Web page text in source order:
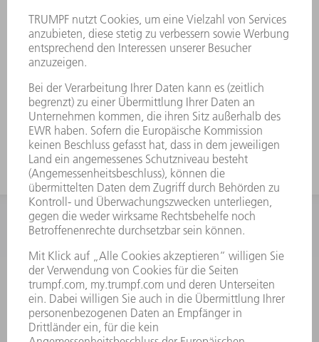
Einfaches Verschieben von schweren
und gekröpften Werkzeugen durch
Comfort Slide
Durch eine starke Kröpfung speziell
für hohe U-Teile und Schachteln
geeignet
INFORMATION
Häufig gestellte Fragen
Allgemeine Geschäftsbedingungen
KONTAKT
After Sales
+43722160396550
Mo - Do: 08:00 -17:30 Uhr